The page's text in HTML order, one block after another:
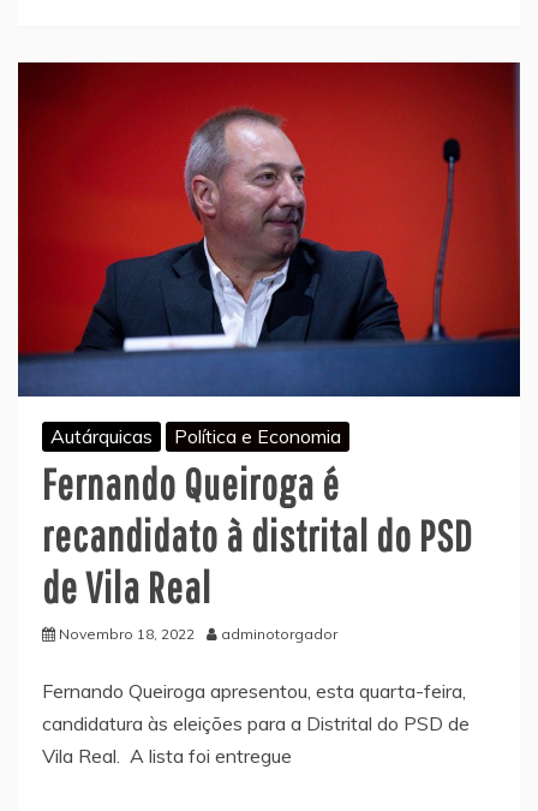
Autárquicas Política e Economia
Fernando Queiroga é
recandidato à distrital do PSD
de Vila Real
Novembro 18, 2022 adminotorgador
Fernando Queiroga apresentou, esta quarta-feira,
candidatura às eleições para a Distrital do PSD de
Vila Real. A lista foi entregue